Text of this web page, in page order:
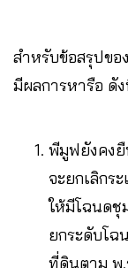
สำหรับข้อสรุปขอ
มีผลการหารือ ดั
พีมูฟยังคง
จะยกเลิกร
ให้มีโฉนดชุ
ยกระดับโฉ
ที่ดินตาม พ.